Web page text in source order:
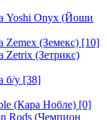
Yoshi Onyx (Йоши
(Земекс) [10]
(Зетрикс)
б/у [38]
(Кара Нобле) [0]
Rods (Чемпион